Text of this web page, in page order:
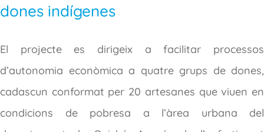
dones indígenes
El projecte es dirigeix a facilitar processos
d’autonomia econòmica a quatre grups de dones,
cadascun conformat per 20 artesanes que viuen en
condicions de pobresa a l’àrea urbana del